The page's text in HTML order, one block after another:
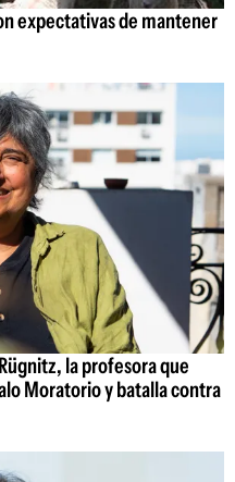
expectativas de mantener
la profesora que
Moratorio y batalla contra